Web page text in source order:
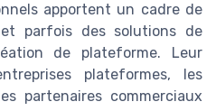
apportent un cadre de
parfois des solutions de
de plateforme. Leur
plateformes, les
partenaires commerciaux